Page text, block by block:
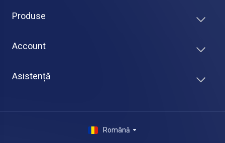
Produse
Account
Asistență
Română